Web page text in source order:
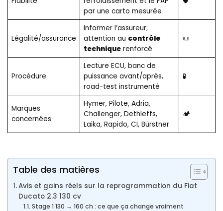
par une carto mesurée
Légalité/assurance
Informer l’assureur;
attention au contrôle
techniquerenforcé
📜
Procédure
Lecture ECU, banc de
puissance avant/après,
road-test instrumenté
🧪
Marques
concernées
Hymer, Pilote, Adria,
Challenger, Dethleffs,
Laika, Rapido, CI, Bürstner
🏕️
Table des matières
Avis et gains réels sur la reprogrammation du Fiat
Ducato 2.3 130 cv
Stage 1 130 → 160 ch : ce que ça change vraiment